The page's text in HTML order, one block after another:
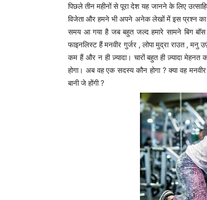
पिछले तीन महीनों से पूरा देश यह जानने के लिए
विजेता और हमने भी अपने अनेक लेखों में इस प्रश्न का
समय आ गया है जब बहुत जल्द हमारे सामने बिग बॉस
फाइनलिस्ट हैं मनवीर गुर्जर , लोपा मुद्रा राउत ,
कम हैं और न ही ज़्यादा। चारों बहुत ही ज़्यादा
होगा। अब वह एक सदस्य कौन होगा ? क्या वह मनवीर
बानी जे होंगी ?